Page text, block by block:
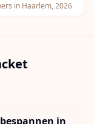
in Haarlem, 2026
in